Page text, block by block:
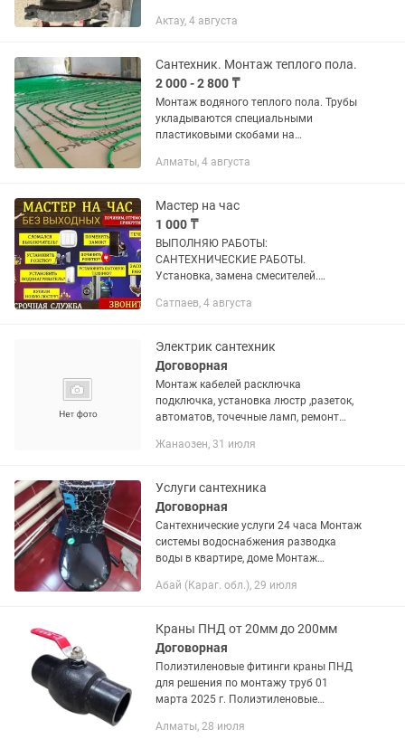
монтажа водопроводных, газовых и
Актау, 4 августа
Сантехник. Монтаж теплого пола.
2 000 - 2 800 ₸
Монтаж водяного теплого пола. Трубы
укладываются специальными
пластиковыми скобами на
квадратный метр зависит от площади
Алматы, 4 августа
Мастер на час
1 000 ₸
ВЫПОЛНЯЮ РАБОТЫ:
САНТЕХНИЧЕСКИЕ РАБОТЫ.
Установка, замена смесителей.
счетчиков воды. Установка ванн,
Установка...
Сатпаев, 4 августа
Электрик сантехник
Договорная
Монтаж кабелей расключка
подключка, установка люстр ,разеток,
автоматов, точечные ламп, ремонт
замена аристон, стиральные машин,
Жанаозен, 31 июля
Услуги сантехника
Договорная
Сантехнические услуги 24 часа Монтаж
системы водоснабжения разводка
воды в квартире, доме Монтаж
радиаторов и стояков на новые
замена...
Абай (Караг. обл.), 29 июля
Краны ПНД от 20мм до 200мм
Договорная
Полиэтиленовые фитинги краны ПНД
для решения по монтажу труб 01
марта 2025 г. Полиэтиленовые
монтажу труб 900 тг. ОПИСАНИЕ
Алматы, 28 июля